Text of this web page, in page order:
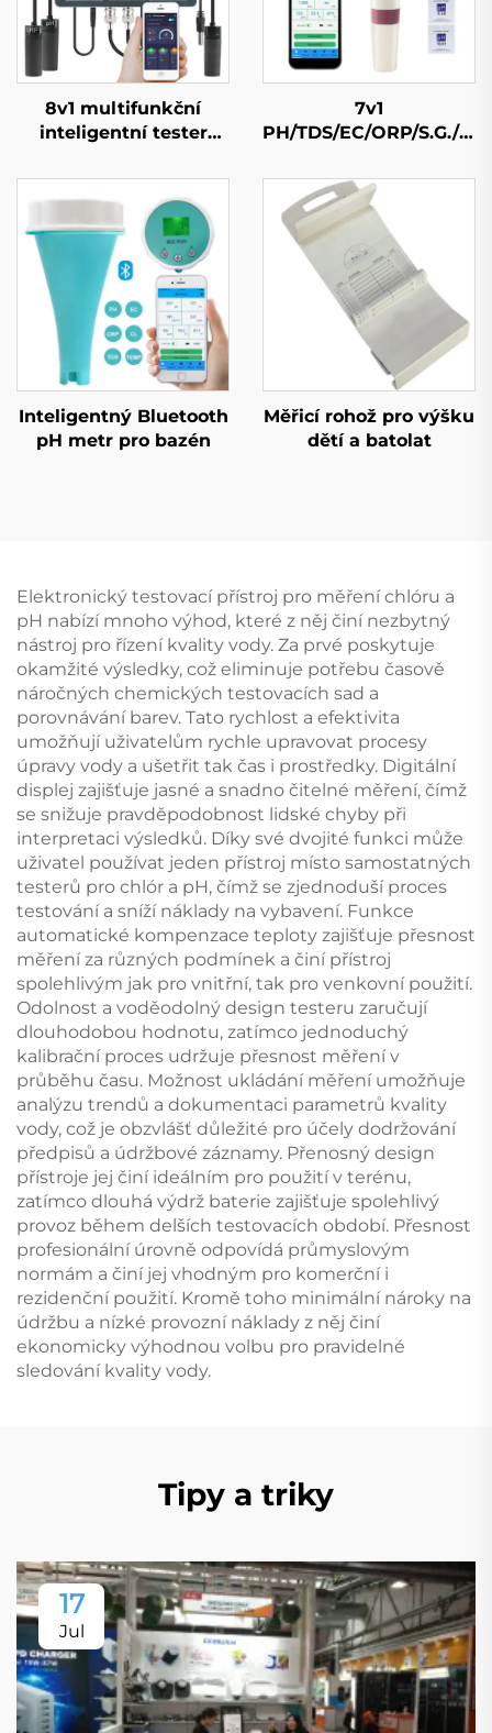
8v1 multifunkční
inteligentní tester
7v1
PH/TDS/EC/ORP/S.G./
kvality vody
Inteligentný Bluetooth
pH metr pro bazén
Měřicí rohož pro výšku
dětí a batolat
Elektronický testovací přístroj pro měření chlóru a
pH nabízí mnoho výhod, které z něj činí nezbytný
nástroj pro řízení kvality vody. Za prvé poskytuje
okamžité výsledky, což eliminuje potřebu časově
náročných chemických testovacích sad a
porovnávání barev. Tato rychlost a efektivita
umožňují uživatelům rychle upravovat procesy
úpravy vody a ušetřit tak čas i prostředky. Digitální
displej zajišťuje jasné a snadno čitelné měření, čímž
se snižuje pravděpodobnost lidské chyby při
interpretaci výsledků. Díky své dvojité funkci může
uživatel používat jeden přístroj místo samostatných
testerů pro chlór a pH, čímž se zjednoduší proces
testování a sníží náklady na vybavení. Funkce
automatické kompenzace teploty zajišťuje přesnost
měření za různých podmínek a činí přístroj
spolehlivým jak pro vnitřní, tak pro venkovní použití.
Odolnost a voděodolný design testeru zaručují
dlouhodobou hodnotu, zatímco jednoduchý
kalibrační proces udržuje přesnost měření v
průběhu času. Možnost ukládání měření umožňuje
analýzu trendů a dokumentaci parametrů kvality
vody, což je obzvlášť důležité pro účely dodržování
předpisů a údržbové záznamy. Přenosný design
přístroje jej činí ideálním pro použití v terénu,
zatímco dlouhá výdrž baterie zajišťuje spolehlivý
provoz během delších testovacích období. Přesnost
profesionální úrovně odpovídá průmyslovým
normám a činí jej vhodným pro komerční i
rezidenční použití. Kromě toho minimální nároky na
údržbu a nízké provozní náklady z něj činí
ekonomicky výhodnou volbu pro pravidelné
sledování kvality vody.
Tipy a triky
17
Jul